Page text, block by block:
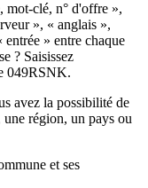
mot-clé, n° d'offre »,
», « anglais »,
entrée » entre chaque
? Saisissez
049RSNK.
avez la possibilité de
région, un pays ou
et ses